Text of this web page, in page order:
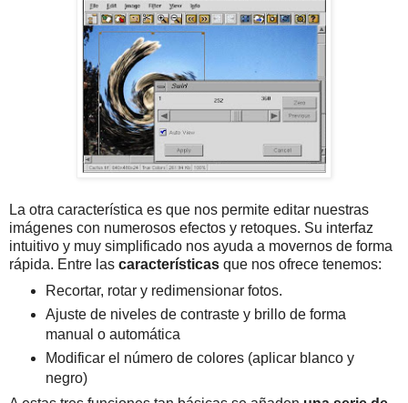
La otra característica es que nos permite editar nuestras
imágenes con numerosos efectos y retoques. Su interfaz
intuitivo y muy simplificado nos ayuda a movernos de forma
rápida. Entre las características que nos ofrece tenemos:
Recortar, rotar y redimensionar fotos.
Ajuste de niveles de contraste y brillo de forma
manual o automática
Modificar el número de colores (aplicar blanco y
negro)